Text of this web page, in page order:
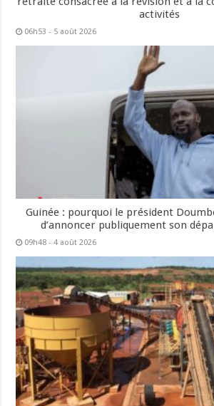
activités
06h53 - 5 août 2026
Guinée : pourquoi le président
d’annoncer publiquement son
09h48 - 4 août 2026